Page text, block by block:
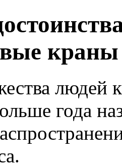
людей
года